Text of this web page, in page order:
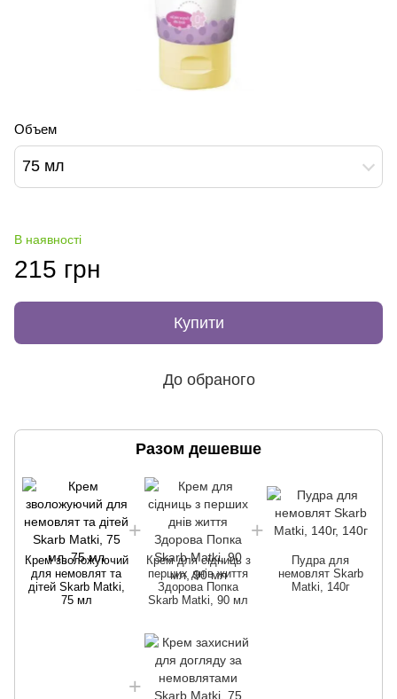
Объем
75 мл
В наявності
215 грн
Купити
До обраного
Разом дешевше
Крем зволожуючий
для немовлят та
дітей Skarb Matki,
75 мл
Крем для сідниць з
перших днів життя
Здорова Попка
Skarb Matki, 90 мл
Пудра для
немовлят Skarb
Matki, 140г